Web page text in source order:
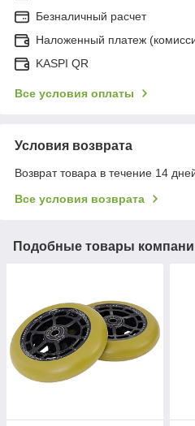
Безналичный расчет
Наложенный платеж
KASPI QR
Все условия оплаты
Условия возврата
Возврат товара в течение 14
Все условия возврата
Подобные товары